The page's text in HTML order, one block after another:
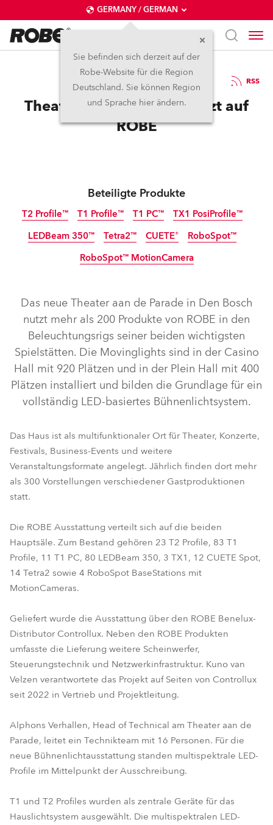
GERMANY / GERMAN
Sie befinden sich derzeit auf der
Robe-Website für die Region
Deutschland. Sie können Region
und Sprache hier ändern.
17.6.2026 RSS
Theater aan de Parade setzt auf
ROBE
Beteiligte Produkte
T2 Profile™ T1 Profile™ T1 PC™ TX1 PosiProfile™
LEDBeam 350™
LEDBeam 350™
Tetra2™
Tetra2™
CUETE®
CUETE®
RoboSpot™
RoboSpot™
RoboSpot™ MotionCamera
RoboSpot™ MotionCamera
Das neue Theater aan de Parade in Den Bosch
nutzt mehr als 200 Produkte von ROBE in den
Beleuchtungsrigs seiner beiden wichtigsten
Spielstätten. Die Movinglights sind in der Casino
Hall mit 920 Plätzen und in der Plein Hall mit 400
Plätzen installiert und bilden die Grundlage für ein
vollständig LED-basiertes Bühnenlichtsystem.
Das Haus ist als multifunktionaler Ort für Theater, Konzerte,
Festivals, Business-Events und weitere
Veranstaltungsformate angelegt. Jährlich finden dort mehr
als 300 Vorstellungen verschiedener Gastproduktionen
statt.
Die ROBE Ausstattung verteilt sich auf die beiden
Hauptsäle. Zum Bestand gehören 23 T2 Profile, 83 T1
Profile, 11 T1 PC, 80 LEDBeam 350, 3 TX1, 12 CUETE Spot,
14 Tetra2 sowie 4 RoboSpot BaseStations mit
MotionCameras.
Geliefert wurde die Ausstattung über den ROBE Benelux-
Distributor Controllux. Neben den ROBE Produkten
umfasste die Lieferung weitere Scheinwerfer,
Steuerungstechnik und Netzwerkinfrastruktur. Kuno van
Velzen verantwortete das Projekt auf Seiten von Controllux
seit 2022 in Vertrieb und Projektleitung.
Alphons Verhallen, Head of Technical am Theater aan de
Parade, leitet ein Technikteam mit 16 Personen. Für die
neue Bühnenlichtausstattung standen multispektrale LED-
Profile im Mittelpunkt der Ausschreibung.
T1 und T2 Profiles wurden als zentrale Geräte für das
Hauslichtsystem ausgewählt. Die multispektralen LED-